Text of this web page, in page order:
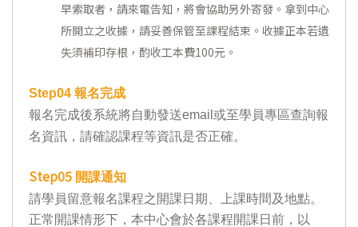
早索取者，請來電告知，將會協助另外寄發。拿到中心
所開立之收據，請妥善保管至課程結束。收據正本若遺
失須補印存根，酌收工本費100元。
Step04 報名完成
報名完成後系統將自動發送email或至學員專區查詢報
名資訊，請確認課程等資訊是否正確。
Step05 開課通知
請學員留意報名課程之開課日期、上課時間及地點。
正常開課情形下，本中心會於各課程開課日前，以